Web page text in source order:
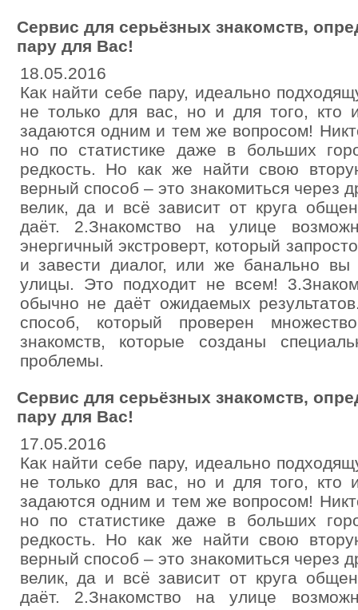
Сервис для серьёзных знакомств,
пару для Вас!
18.05.2016
Как найти себе пару, идеально
не только для вас, но и для того, кто
задаются одним и тем же вопросом!
но по статистике даже в больших
редкость. Но как же найти свою
верный способ – это знакомиться через
велик, да и всё зависит от круга
даёт. 2.Знакомство на улице
энергичный экстроверт, который
и завести диалог, или же банально вы
улицы. Это подходит не всем!
обычно не даёт ожидаемых
способ, который проверен
знакомств, которые созданы
проблемы.
Сервис для серьёзных знакомств,
пару для Вас!
17.05.2016
Как найти себе пару, идеально
не только для вас, но и для того, кто
задаются одним и тем же вопросом!
но по статистике даже в больших
редкость. Но как же найти свою
верный способ – это знакомиться через
велик, да и всё зависит от круга
даёт. 2.Знакомство на улице